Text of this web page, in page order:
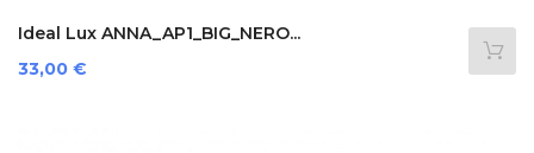
Ideal Lux ANNA_AP1_BIG_NERO...
Preis
33,00 €